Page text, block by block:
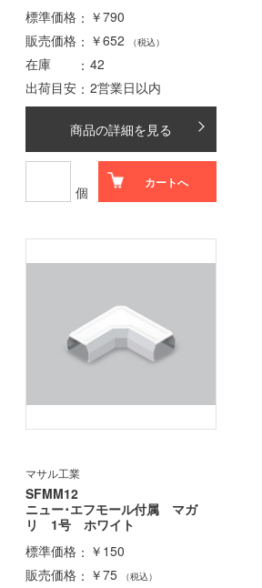
標準価格
￥790
販売価格
￥652 （税込）
在庫
42
出荷目安
2営業日以内
商品の詳細を見る
個
カートへ
マサル工業
SFMM12
ニュー･エフモール付属 マガ
リ 1号 ホワイト
標準価格
￥150
販売価格
￥75 （税込）